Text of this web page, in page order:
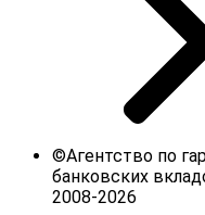
©Агентство по
банковских
2008-2026